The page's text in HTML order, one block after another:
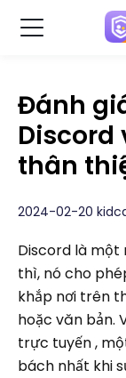
Đánh
Discord
thân
2024-02-20
Discord là một
thì, nó cho
khắp nơi trên
hoặc văn bản.
trực tuyến ,
bách nhất khi